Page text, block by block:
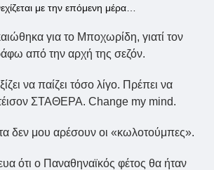
με την επόμενη μέρα…
για το Μποχωρίδη, γιατί τον
από την αρχή της σεζόν.
να παίζει τόσο λίγο. Πρέπει να
ΣΤΑΘΕΡΑ. Change my mind.
δεν μου αρέσουν οι «κωλοτούμπες».
ότι ο Παναθηναϊκός φέτος θα ήταν